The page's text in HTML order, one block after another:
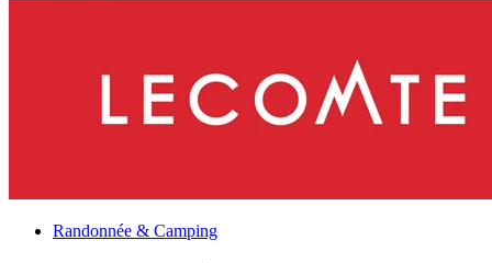
Randonnée & Camping